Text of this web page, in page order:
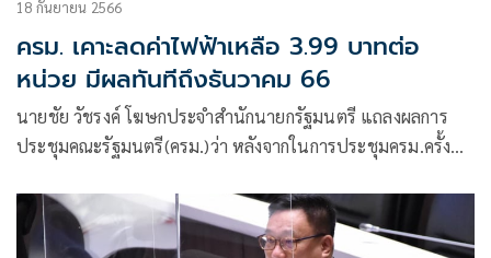
18 กันยายน 2566
ครม. เคาะลดค่าไฟฟ้าเหลือ 3.99 บาทต่อ
หน่วย มีผลทันทีถึงธันวาคม 66
นายชัย วัชรงค์ โฆษกประจำสำนักนายกรัฐมนตรี แถลงผลการ
ประชุมคณะรัฐมนตรี(ครม.)ว่า หลังจากในการประชุมครม.ครั้งที่
4.10 บาทต่อหน่วย แต่นายกรัฐมนตรี ได้กำชับ นายพีรพันธุ์ สาลี
รัฐวิภาค รมว.พลังงาน